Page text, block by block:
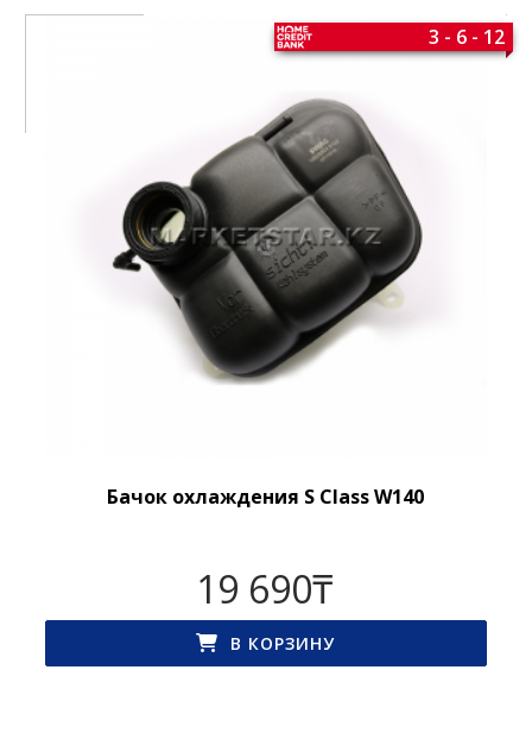
Бачок охлаждения S Class W140
3 - 6 - 12
19 690₸
В КОРЗИНУ